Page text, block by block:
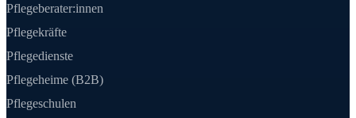
Pflegeberater:innen
Pflegekräfte
Pflegedienste
Pflegeheime (B2B)
Pflegeschulen